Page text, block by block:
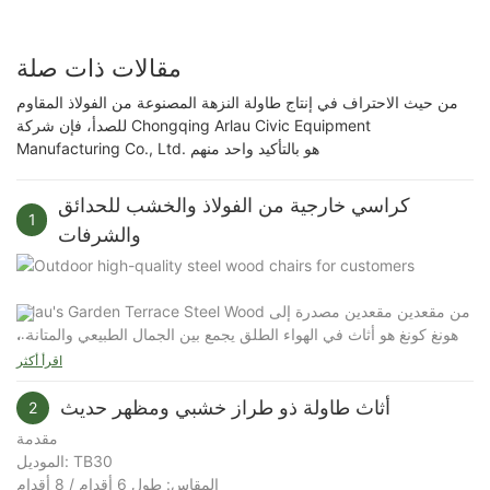
مقالات ذات صلة
من حيث الاحتراف في إنتاج طاولة النزهة المصنوعة من الفولاذ المقاوم
للصدأ، فإن شركة Chongqing Arlau Civic Equipment
Manufacturing Co., Ltd. هو بالتأكيد واحد منهم
1
كراسي خارجية من الفولاذ والخشب للحدائق
والشرفات
Arlau's Garden Terrace Steel Wood من مقعدين مقعدين مصدرة إلى
هونغ كونغ هو أثاث في الهواء الطلق يجمع بين الجمال الطبيعي والمتانة ،
المصممة لأماكن مثل الحدائق والتراسات والحدائق والمجتمعات. يستخدم
الملمس الطبيعي للخشب ، ولكنه يضمن أيضًا استقرار الهيكل ومقاومة
الأشعة فوق البنفسجية ، وتغيرات المطر والرطوبة ، ومناسبة لمناخ هونغ
تصميم مقاوم للرطوبة: يتم التعامل مع الخشب الصلب خصيصًا لمنع
اقرأ أكثر
2 أثاث طاولة ذو طراز خشبي ومظهر حديث
مقدمة
الموديل: TB30
المقاس: طول 6 أقدام / 8 أقدام